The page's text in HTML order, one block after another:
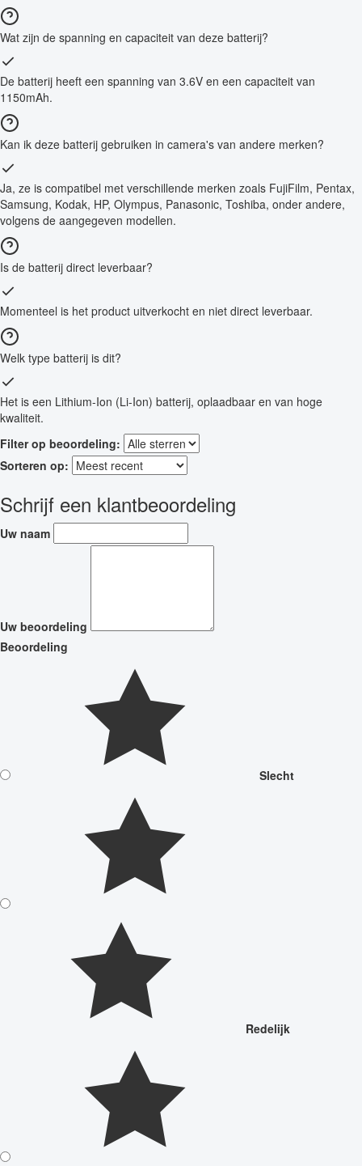
Wat zijn de spanning en capaciteit van deze batterij?
De batterij heeft een spanning van 3.6V en een capaciteit van
1150mAh.
Kan ik deze batterij gebruiken in camera's van andere merken?
Ja, ze is compatibel met verschillende merken zoals FujiFilm, Pentax,
Samsung, Kodak, HP, Olympus, Panasonic, Toshiba, onder andere,
volgens de aangegeven modellen.
Is de batterij direct leverbaar?
Momenteel is het product uitverkocht en niet direct leverbaar.
Welk type batterij is dit?
Het is een Lithium-Ion (Li-Ion) batterij, oplaadbaar en van hoge
kwaliteit.
Filter op beoordeling:
Sorteren op:
Schrijf een klantbeoordeling
Uw naam
Uw beoordeling
Beoordeling
Slecht
Redelijk